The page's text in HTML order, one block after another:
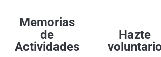
Memorias
de
Actividades
Hazte